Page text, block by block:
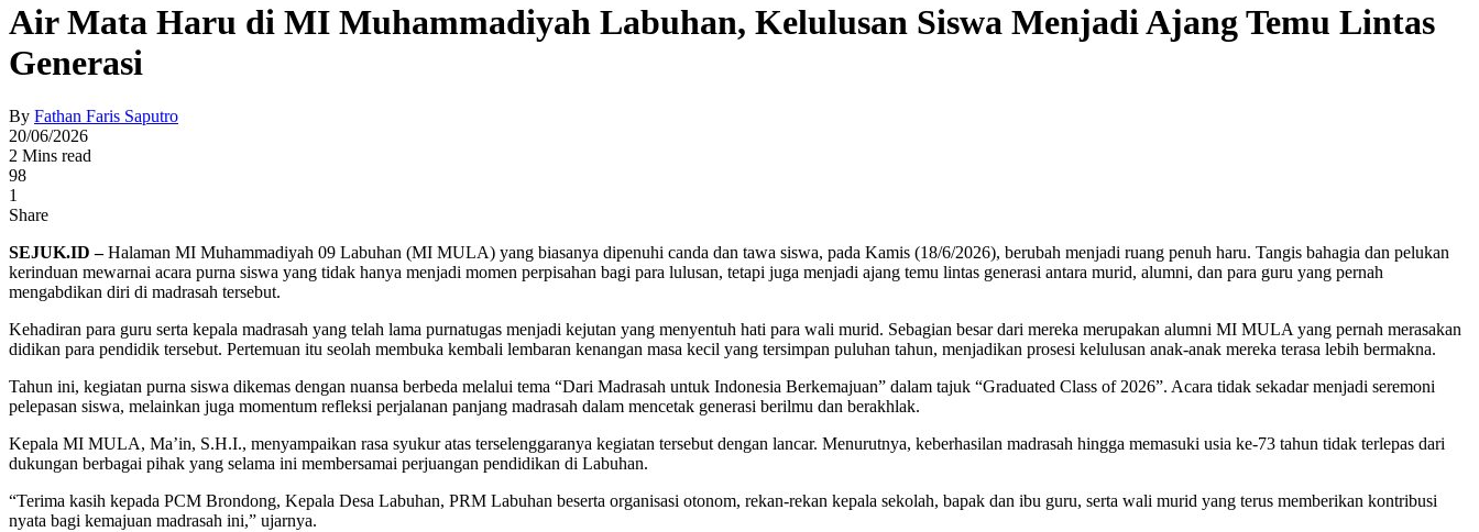
Air Mata Haru di MI Muhammadiyah Labuhan, Kelulusan Siswa Menjadi Ajang Temu Lintas
Generasi
By Fathan Faris Saputro
20/06/2026
2 Mins read
98
1
Share
SEJUK.ID –Halaman MI Muhammadiyah 09 Labuhan (MI MULA) yang biasanya dipenuhi canda dan tawa siswa, pada Kamis (18/6/2026), berubah menjadi ruang penuh haru. Tangis bahagia dan pelukan
kerinduan mewarnai acara purna siswa yang tidak hanya menjadi momen perpisahan bagi para lulusan, tetapi juga menjadi ajang temu lintas generasi antara murid, alumni, dan para guru yang pernah
mengabdikan diri di madrasah tersebut.
Kehadiran para guru serta kepala madrasah yang telah lama purnatugas menjadi kejutan yang menyentuh hati para wali murid. Sebagian besar dari mereka merupakan alumni MI MULA yang pernah merasakan
didikan para pendidik tersebut. Pertemuan itu seolah membuka kembali lembaran kenangan masa kecil yang tersimpan puluhan tahun, menjadikan prosesi kelulusan anak-anak mereka terasa lebih bermakna.
Tahun ini, kegiatan purna siswa dikemas dengan nuansa berbeda melalui tema “Dari Madrasah untuk Indonesia Berkemajuan” dalam tajuk “Graduated Class of 2026”. Acara tidak sekadar menjadi seremoni
pelepasan siswa, melainkan juga momentum refleksi perjalanan panjang madrasah dalam mencetak generasi berilmu dan berakhlak.
Kepala MI MULA, Ma’in, S.H.I., menyampaikan rasa syukur atas terselenggaranya kegiatan tersebut dengan lancar. Menurutnya, keberhasilan madrasah hingga memasuki usia ke-73 tahun tidak terlepas dari
dukungan berbagai pihak yang selama ini membersamai perjuangan pendidikan di Labuhan.
“Terima kasih kepada PCM Brondong, Kepala Desa Labuhan, PRM Labuhan beserta organisasi otonom, rekan-rekan kepala sekolah, bapak dan ibu guru, serta wali murid yang terus memberikan kontribusi
nyata bagi kemajuan madrasah ini,” ujarnya.